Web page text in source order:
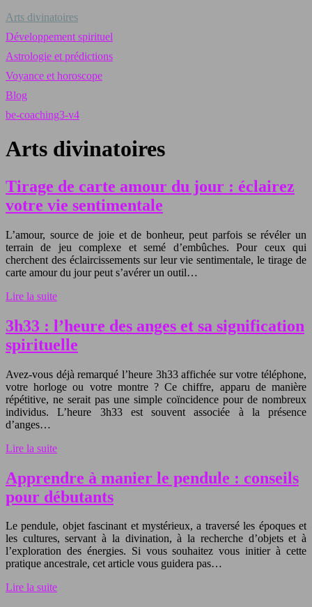
Arts divinatoires
Développement spirituel
Astrologie et prédictions
Voyance et horoscope
Blog
be-coaching3-v4
Arts divinatoires
Tirage de carte amour du jour : éclairez
votre vie sentimentale
L’amour, source de joie et de bonheur, peut parfois se révéler un
terrain de jeu complexe et semé d’embûches. Pour ceux qui
cherchent des éclaircissements sur leur vie sentimentale, le tirage de
carte amour du jour peut s’avérer un outil…
Lire la suite
3h33 : l’heure des anges et sa signification
spirituelle
Avez-vous déjà remarqué l’heure 3h33 affichée sur votre téléphone,
votre horloge ou votre montre ? Ce chiffre, apparu de manière
répétitive, ne serait pas une simple coïncidence pour de nombreux
individus. L’heure 3h33 est souvent associée à la présence
d’anges…
Lire la suite
Apprendre à manier le pendule : conseils
pour débutants
Le pendule, objet fascinant et mystérieux, a traversé les époques et
les cultures, servant à la divination, à la recherche d’objets et à
l’exploration des énergies. Si vous souhaitez vous initier à cette
pratique ancestrale, cet article vous guidera pas…
Lire la suite